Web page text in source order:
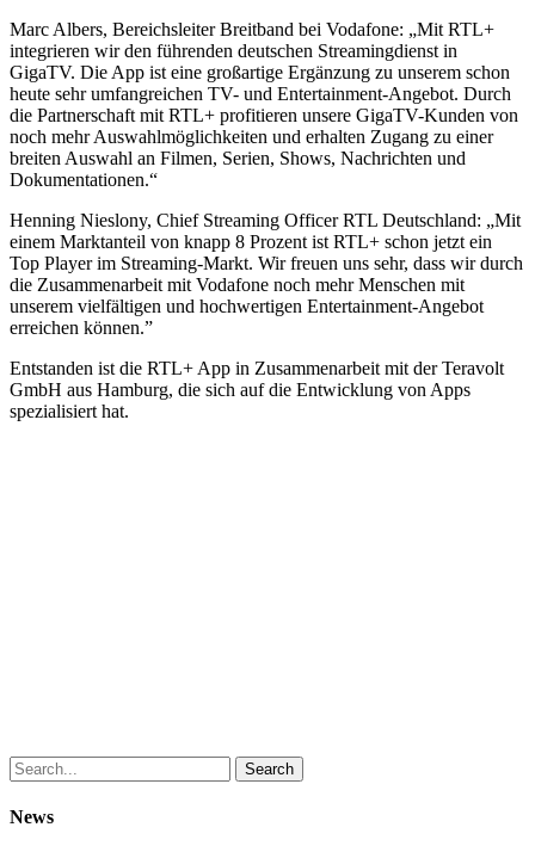
Marc Albers, Bereichsleiter Breitband bei Vodafone: „Mit RTL+
integrieren wir den führenden deutschen Streamingdienst in
GigaTV. Die App ist eine großartige Ergänzung zu unserem schon
heute sehr umfangreichen TV- und Entertainment-Angebot. Durch
die Partnerschaft mit RTL+ profitieren unsere GigaTV-Kunden von
noch mehr Auswahlmöglichkeiten und erhalten Zugang zu einer
breiten Auswahl an Filmen, Serien, Shows, Nachrichten und
Dokumentationen.“
Henning Nieslony, Chief Streaming Officer RTL Deutschland: „Mit
einem Marktanteil von knapp 8 Prozent ist RTL+ schon jetzt ein
Top Player im Streaming-Markt. Wir freuen uns sehr, dass wir durch
die Zusammenarbeit mit Vodafone noch mehr Menschen mit
unserem vielfältigen und hochwertigen Entertainment-Angebot
erreichen können.”
Entstanden ist die RTL+ App in Zusammenarbeit mit der Teravolt
GmbH aus Hamburg, die sich auf die Entwicklung von Apps
spezialisiert hat.
Search
News